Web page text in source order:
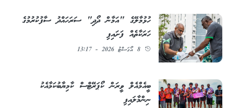
ހުޅުމާލޭގެ "އަމާން ދޯދި" ސަރަހައްދު ސާފުކުރުމުގެ
ހަރަކާތެއް ފަށައިފި
8 އޯގަސްޓު 2026 - 13:17
ބީއެމްއެލް ވީރަން ކޯޕަރޭޓްސް ކާމިޔާބުކަމާއެކު
ނިންމާލައިފި